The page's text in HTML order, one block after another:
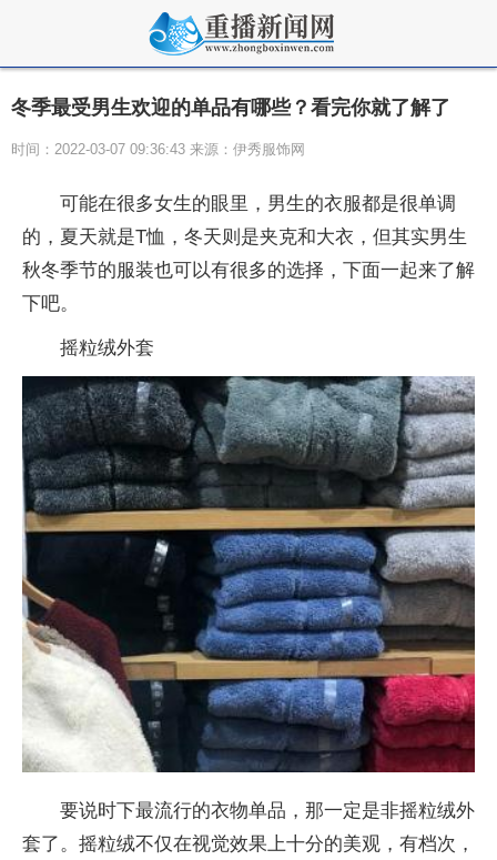
冬季最受男生欢迎的单品有哪些？看完你就了解了
时间：2022-03-07 09:36:43 来源：伊秀服饰网
可能在很多女生的眼里，男生的衣服都是很单调
的，夏天就是T恤，冬天则是夹克和大衣，但其实男生
秋冬季节的服装也可以有很多的选择，下面一起来了解
下吧。
摇粒绒外套
要说时下最流行的衣物单品，那一定是非摇粒绒外
套了。摇粒绒不仅在视觉效果上十分的美观，有档次，